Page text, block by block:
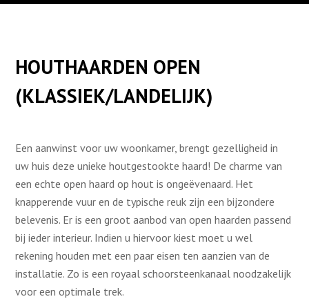
HOUTHAARDEN OPEN
(KLASSIEK/LANDELIJK)
Een aanwinst voor uw woonkamer, brengt gezelligheid in
uw huis deze unieke houtgestookte haard! De charme van
een echte open haard op hout is ongeëvenaard. Het
knapperende vuur en de typische reuk zijn een bijzondere
belevenis. Er is een groot aanbod van open haarden passend
bij ieder interieur. Indien u hiervoor kiest moet u wel
rekening houden met een paar eisen ten aanzien van de
installatie. Zo is een royaal schoorsteenkanaal noodzakelijk
voor een optimale trek.